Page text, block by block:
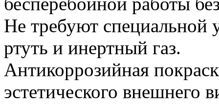
Не требуют специальной
ртуть и инертный газ.
Антикоррозийная
эстетического внешнего